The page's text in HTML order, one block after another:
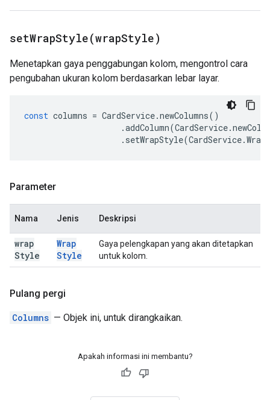
setWrapStyle(wrapStyle)
Menetapkan gaya penggabungan kolom, mengontrol cara
pengubahan ukuran kolom berdasarkan lebar layar.
const columns = CardService.newColumns()
.addColumn(CardService.
. setWrapStyle(CardService.
Parameter
Nama Jenis Deskripsi
wrap
Style
Wrap
Style
Gaya pelengkapan yang akan ditetapkan
untuk kolom.
Pulang pergi
Columns — Objek ini, untuk dirangkaikan.
Apakah informasi ini membantu?